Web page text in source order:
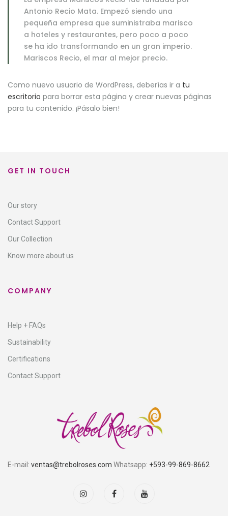
Antonio Recio Mata. Empezó siendo una
pequeña empresa que suministraba marisco
a hoteles y restaurantes, pero poco a poco
se ha ido transformando en un gran imperio.
Mariscos Recio, el mar al mejor precio.
Como nuevo usuario de WordPress, deberías ir a tu
escritorio para borrar esta página y crear nuevas páginas
para tu contenido. ¡Pásalo bien!
GET IN TOUCH
Our story
Contact Support​
Our Collection
Know more about us
COMPANY
Help + FAQs
Sustainability
Certifications
Contact Support
E-mail: ventas@trebolroses.com Whatsapp: +593-99-869-8662